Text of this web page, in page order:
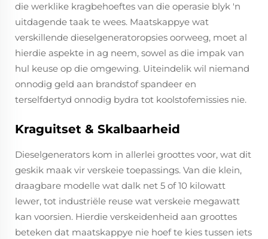
die werklike kragbehoeftes van die operasie blyk 'n
uitdagende taak te wees. Maatskappye wat
verskillende dieselgeneratoropsies oorweeg, moet al
hierdie aspekte in ag neem, sowel as die impak van
hul keuse op die omgewing. Uiteindelik wil niemand
onnodig geld aan brandstof spandeer en
terselfdertyd onnodig bydra tot koolstofemissies nie.
Kraguitset & Skalbaarheid
Dieselgenerators kom in allerlei groottes voor, wat dit
geskik maak vir verskeie toepassings. Van die klein,
draagbare modelle wat dalk net 5 of 10 kilowatt
lewer, tot industriële reuse wat verskeie megawatt
kan voorsien. Hierdie verskeidenheid aan groottes
beteken dat maatskappye nie hoef te kies tussen iets